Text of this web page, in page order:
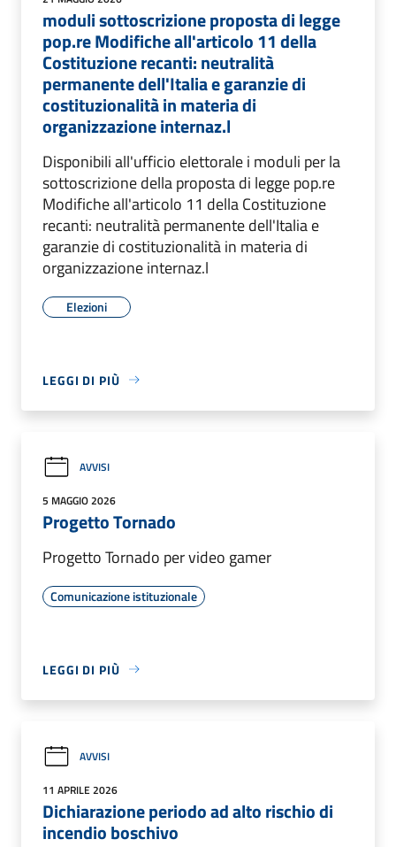
moduli sottoscrizione proposta di legge
pop.re Modifiche all'articolo 11 della
Costituzione recanti: neutralità
permanente dell'Italia e garanzie di
costituzionalità in materia di
organizzazione internaz.l
Disponibili all'ufficio elettorale i moduli per la
sottoscrizione della proposta di legge pop.re
Modifiche all'articolo 11 della Costituzione
recanti: neutralità permanente dell'Italia e
garanzie di costituzionalità in materia di
organizzazione internaz.l
Elezioni
LEGGI DI PIÙ
AVVISI
5 MAGGIO 2026
Progetto Tornado
Progetto Tornado per video gamer
Comunicazione istituzionale
LEGGI DI PIÙ
AVVISI
11 APRILE 2026
Dichiarazione periodo ad alto rischio di
incendio boschivo